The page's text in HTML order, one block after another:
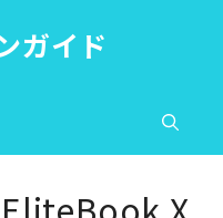
ガイド